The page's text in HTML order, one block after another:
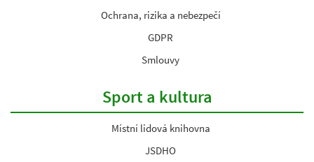
Ochrana, rizika a nebezpečí
GDPR
Smlouvy
Sport a kultura
Místní lidová knihovna
JSDHO